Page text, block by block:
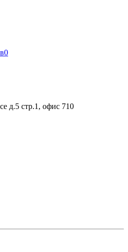
0
д.5 стр.1, офис 710